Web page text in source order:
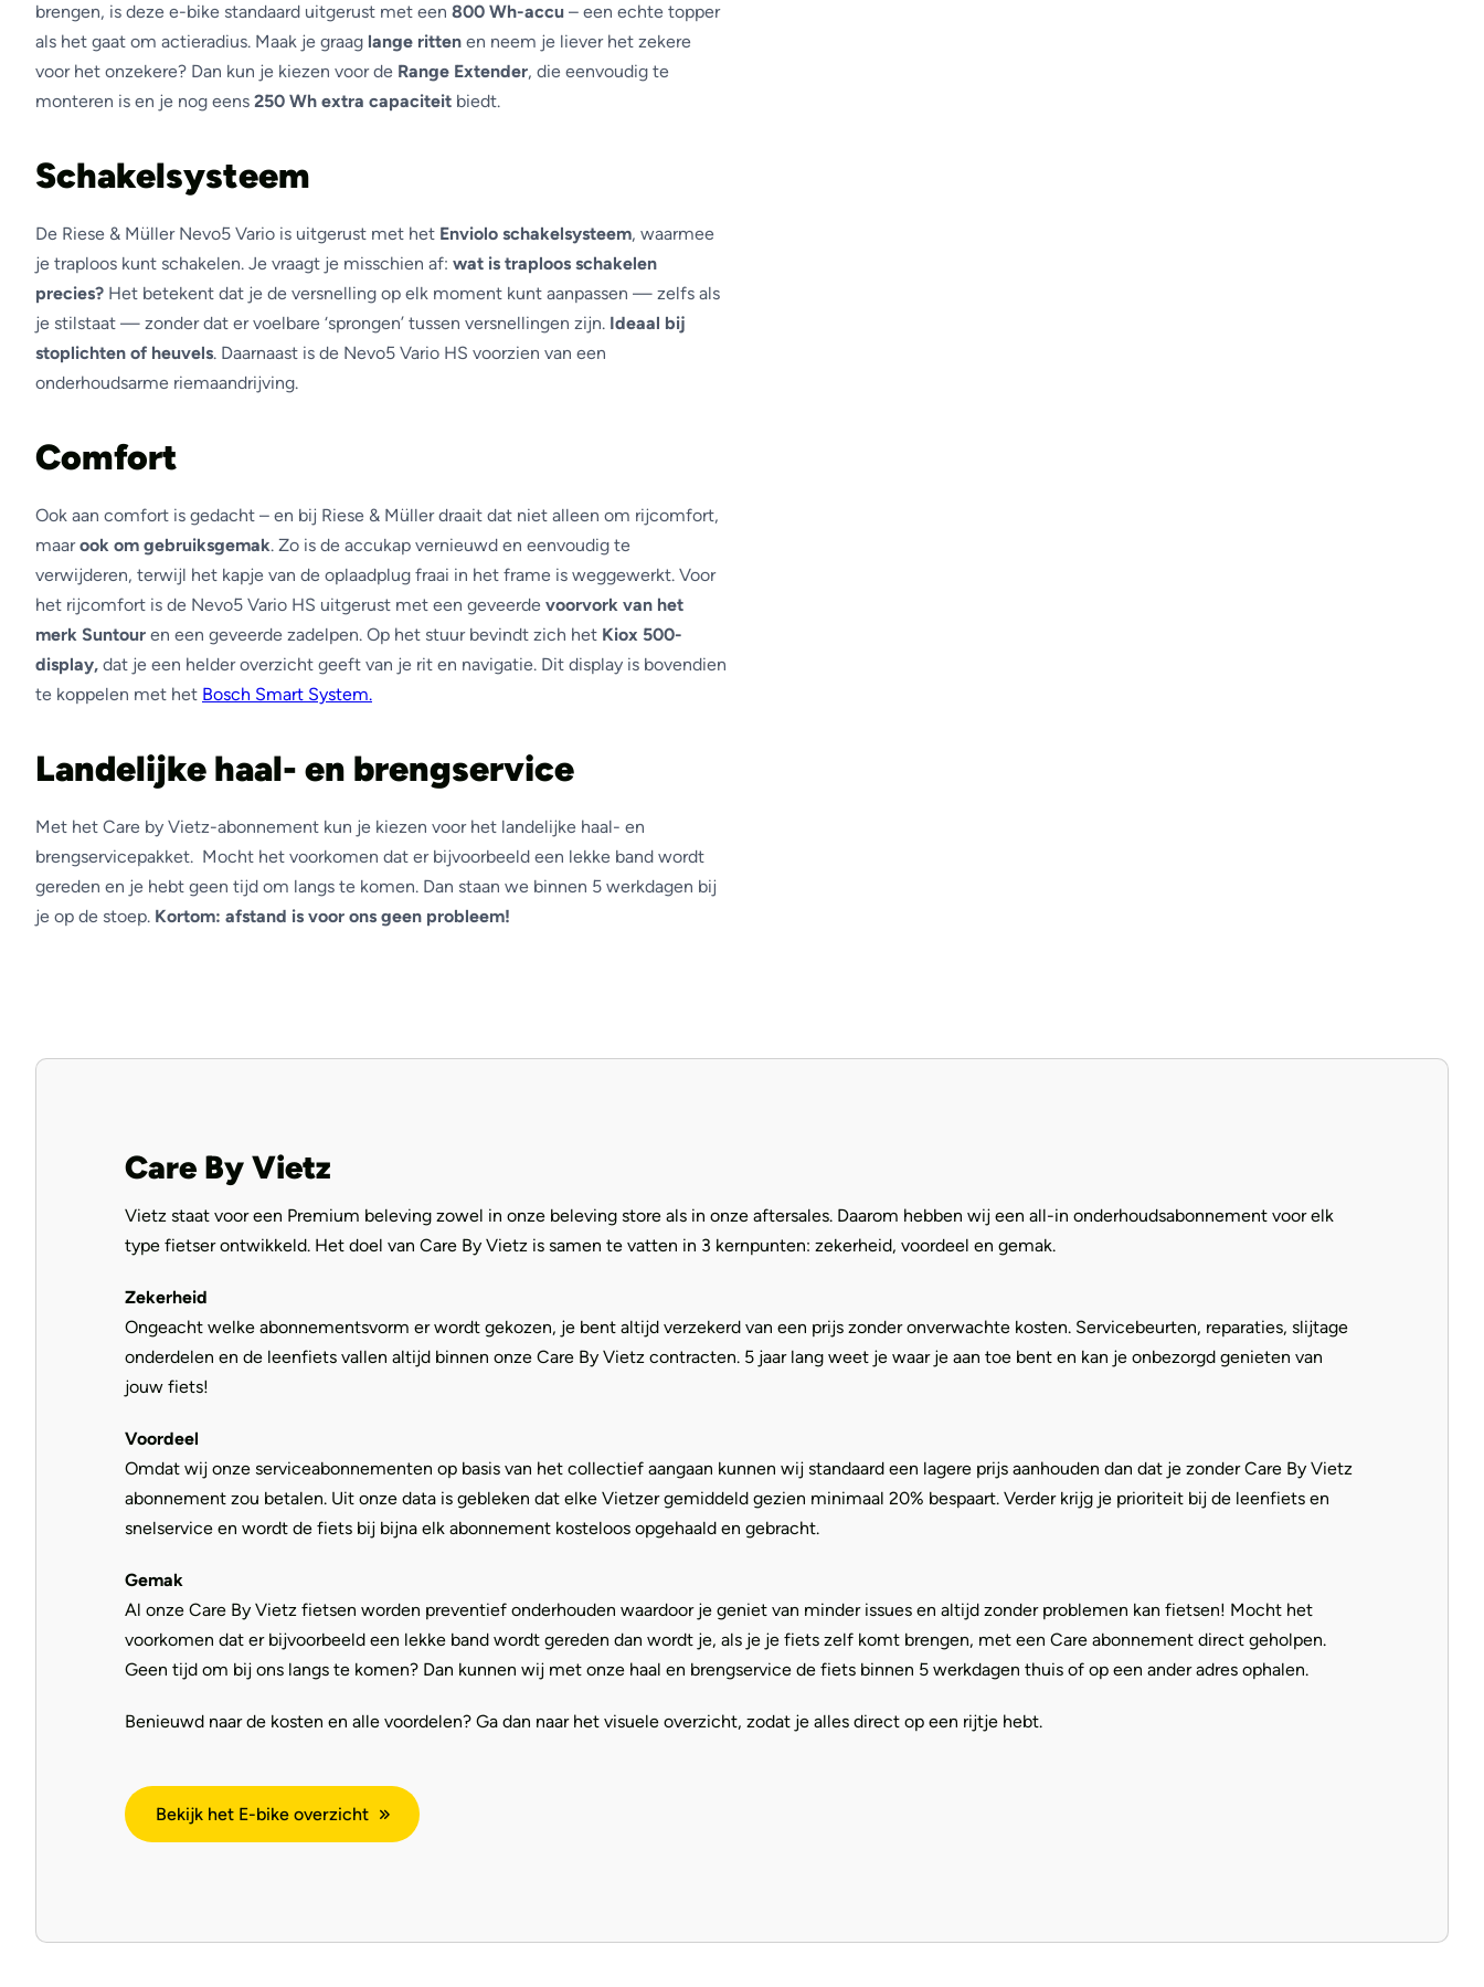
brengen, is deze e-bike standaard uitgerust met een 800 Wh-accu – een echte topper
als het gaat om actieradius. Maak je graag lange ritten en neem je liever het zekere
voor het onzekere? Dan kun je kiezen voor de Range Extender, die eenvoudig te
monteren is en je nog eens 250 Wh extra capaciteit biedt.
Schakelsysteem
De Riese & Müller Nevo5 Vario is uitgerust met het Enviolo schakelsysteem, waarmee
je traploos kunt schakelen. Je vraagt je misschien af: wat is traploos schakelen
precies? Het betekent dat je de versnelling op elk moment kunt aanpassen — zelfs als
je stilstaat — zonder dat er voelbare ‘sprongen’ tussen versnellingen zijn. Ideaal bij
stoplichten of heuvels. Daarnaast is de Nevo5 Vario HS voorzien van een
onderhoudsarme riemaandrijving.
Comfort
Ook aan comfort is gedacht – en bij Riese & Müller draait dat niet alleen om rijcomfort,
maarook om gebruiksgemak. Zo is de accukap vernieuwd en eenvoudig te
verwijderen, terwijl het kapje van de oplaadplug fraai in het frame is weggewerkt. Voor
het rijcomfort is de Nevo5 Vario HS uitgerust met een geveerde voorvork van het
merk Suntour en een geveerde zadelpen. Op het stuur bevindt zich het Kiox 500-
display, dat je een helder overzicht geeft van je rit en navigatie. Dit display is bovendien
te koppelen met het Bosch Smart System.
Landelijke haal- en brengservice
Met het Care by Vietz-abonnement kun je kiezen voor het landelijke haal- en
brengservicepakket. Mocht het voorkomen dat er bijvoorbeeld een lekke band wordt
gereden en je hebt geen tijd om langs te komen. Dan staan we binnen 5 werkdagen bij
je op de stoep. Kortom: afstand is voor ons geen probleem!
Care By Vietz
Vietz staat voor een Premium beleving zowel in onze beleving store als in onze aftersales. Daarom hebben wij een all-in onderhoudsabonnement voor elk
type fietser ontwikkeld. Het doel van Care By Vietz is samen te vatten in 3 kernpunten: zekerheid, voordeel en gemak.
Zekerheid
Ongeacht welke abonnementsvorm er wordt gekozen, je bent altijd verzekerd van een prijs zonder onverwachte kosten. Servicebeurten, reparaties, slijtage
onderdelen en de leenfiets vallen altijd binnen onze Care By Vietz contracten. 5 jaar lang weet je waar je aan toe bent en kan je onbezorgd genieten van
jouw fiets!
Voordeel
Omdat wij onze serviceabonnementen op basis van het collectief aangaan kunnen wij standaard een lagere prijs aanhouden dan dat je zonder Care By Vietz
abonnement zou betalen. Uit onze data is gebleken dat elke Vietzer gemiddeld gezien minimaal 20% bespaart. Verder krijg je prioriteit bij de leenfiets en
snelservice en wordt de fiets bij bijna elk abonnement kosteloos opgehaald en gebracht.
Gemak
Al onze Care By Vietz fietsen worden preventief onderhouden waardoor je geniet van minder issues en altijd zonder problemen kan fietsen! Mocht het
voorkomen dat er bijvoorbeeld een lekke band wordt gereden dan wordt je, als je je fiets zelf komt brengen, met een Care abonnement direct geholpen.
Geen tijd om bij ons langs te komen? Dan kunnen wij met onze haal en brengservice de fiets binnen 5 werkdagen thuis of op een ander adres ophalen.
Benieuwd naar de kosten en alle voordelen? Ga dan naar het visuele overzicht, zodat je alles direct op een rijtje hebt.
Bekijk het E-bike overzicht